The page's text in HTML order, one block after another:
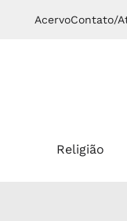
AcervoContato/
Religião